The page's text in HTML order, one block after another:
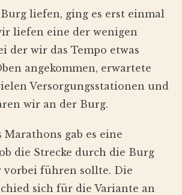
liefen, ging es erst einmal
liefen eine der wenigen
der wir das Tempo etwas
angekommen, erwartete
Versorgungsstationen und
wir an der Burg.
Marathons gab es eine
die Strecke durch die Burg
vorbei führen sollte. Die
sich für die Variante an